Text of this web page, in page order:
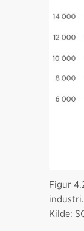
Figur
Kilde: